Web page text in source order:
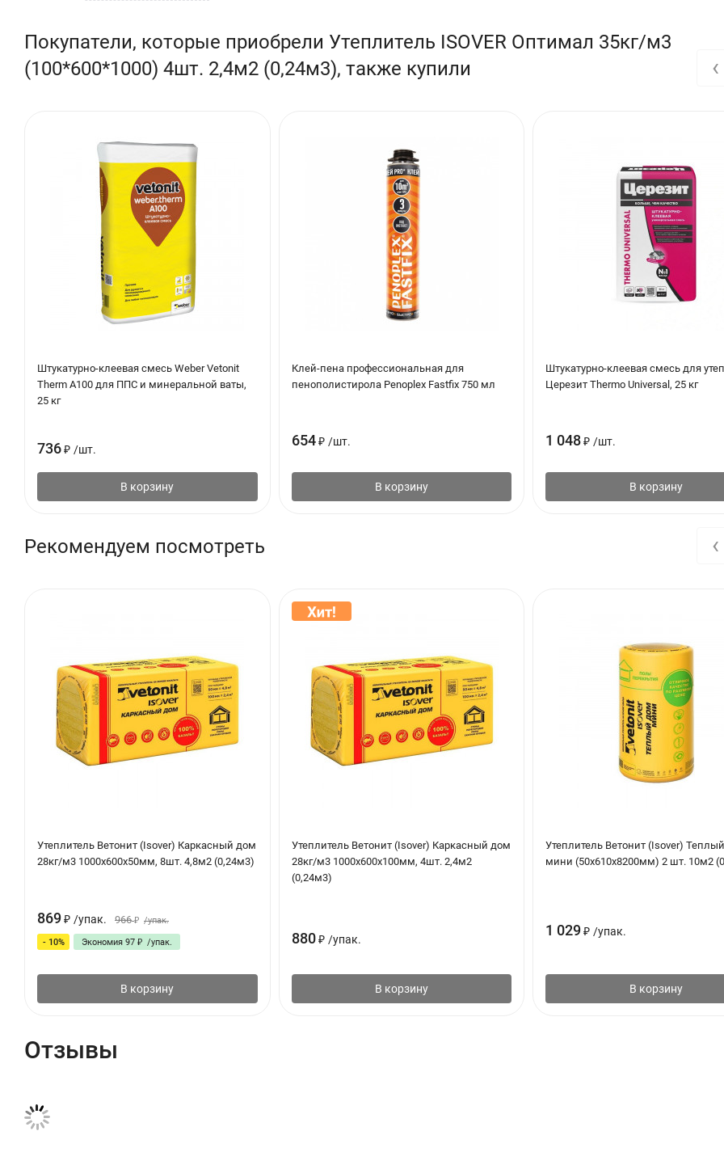
Покупатели, которые приобрели Утеплитель ISOVER Оптимал 35кг/м3
(100*600*1000) 4шт. 2,4м2 (0,24м3), также купили
Штукатурно-клеевая смесь Weber Vetonit
Therm А100 для ППС и минеральной ваты,
25 кг
736₽ /шт.
В корзину
Клей-пена профессиональная для
пенополистирола Penoplex Fastfix 750 мл
654 ₽ /шт.
В корзину
Штукатурно-клеевая смесь для
Церезит Thermo Universal, 25 кг
1 048 ₽ /шт.
В корзину
‹
Рекомендуем посмотреть
Утеплитель Ветонит (Isover) Каркасный дом
28кг/м3 1000х600х50мм, 8шт. 4,8м2 (0,24м3)
869₽ /упак. 966 ₽ /упак.
- 10% Экономия 97 ₽ /упак.
В корзину
Утеплитель Ветонит (Isover) Каркасный дом
28кг/м3 1000х600х100мм, 4шт. 2,4м2
(0,24м3)
880 ₽ /упак.
В корзину
Утеплитель Ветонит (Isover)
мини (50x610x8200мм) 2 шт. 10м2
1 029 ₽ /упак.
В корзину
‹
Отзывы